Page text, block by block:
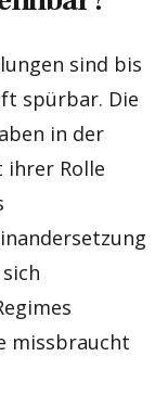
sind bis
spürbar. Die
in der
ihrer Rolle
missbraucht